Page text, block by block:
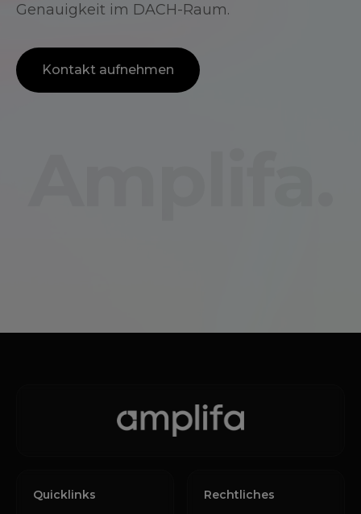
Genauigkeit im DACH-Raum.
Kontakt aufnehmen
Quicklinks
Rechtliches